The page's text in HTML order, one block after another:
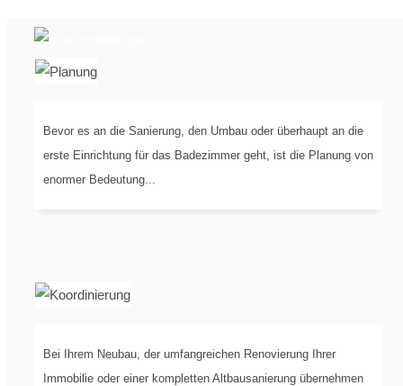
3-D
Bevor es an die Sanierung, den Umbau oder überhaupt an die
erste Einrichtung für das Badezimmer geht, ist die Planung von
enormer Bedeutung...
KOORDINIERUNGDER
Bei Ihrem Neubau, der umfangreichen Renovierung Ihrer
Immobilie oder einer kompletten Altbausanierung übernehmen